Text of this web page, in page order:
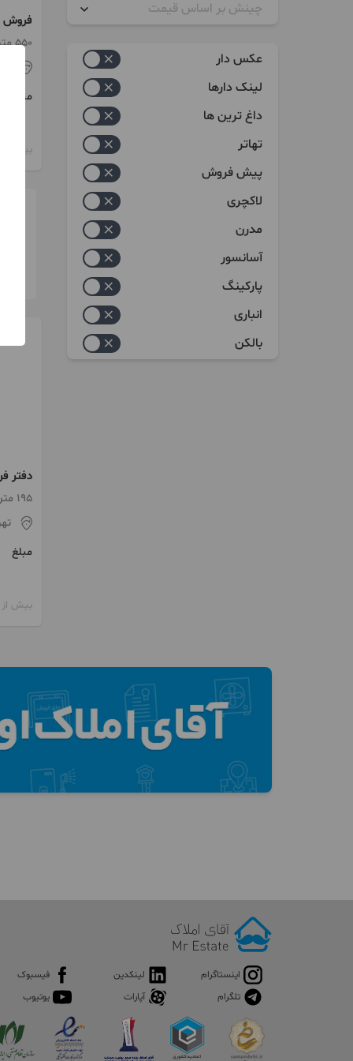
چینش بر اساس قیمت
عکس دار
لینک دارها
داغ ترین ها
تهاتر
پیش فروش
لاکچری
مدرن
آسانسور
پارکینگ
انباری
بالکن
550 متر / 4 اتاق / طبقه 6
مبلغ
بیش از 12 ماه پیش
دفتر
195 متر / 3 اتاق / طبقه 11
مبلغ
بیش از 12 ماه پیش
اینستاگرام لینکدین
فیسبوک
تلگرام
آپارات یوتیوب